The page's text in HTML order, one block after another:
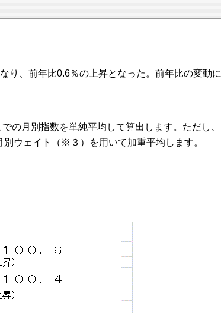
、前年比0.6％の上昇となった。前年比の変動に
月別指数を単純平均して算出します。ただし、
ウェイト（※３）を用いて加重平均します。